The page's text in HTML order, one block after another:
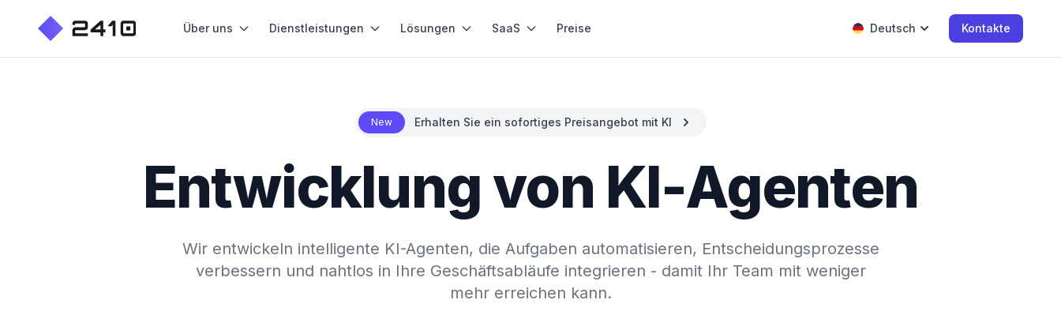
Über uns Dienstleistungen Lösungen SaaS Preise Deutsch Kontakte
New Erhalten Sie ein sofortiges Preisangebot mit KI
Entwicklung von KI-Agenten
Wir entwickeln intelligente KI-Agenten, die Aufgaben automatisieren, Entscheidungsprozesse
verbessern und nahtlos in Ihre Geschäftsabläufe integrieren - damit Ihr Team mit weniger
mehr erreichen kann.